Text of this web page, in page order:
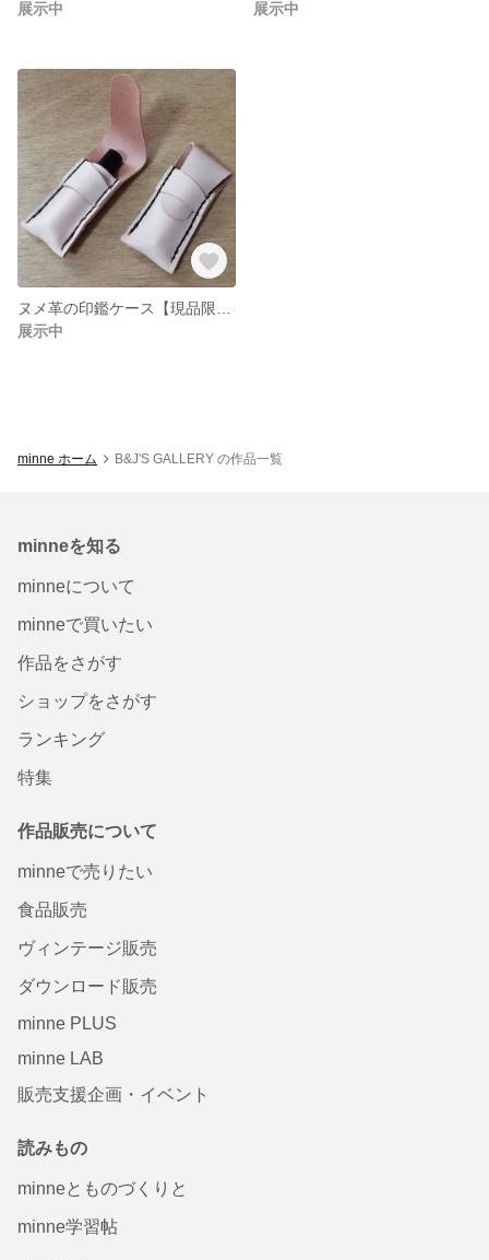
展示中 展示中
展示中
minne ホーム B&J'S GALLERY の作品一覧
minneを知る
minneについて
minneで買いたい
作品をさがす
ショップをさがす
ランキング
特集
作品販売について
minneで売りたい
食品販売
ヴィンテージ販売
ダウンロード販売
minne PLUS
minne LAB
販売支援企画・イベント
読みもの
minneとものづくりと
minne学習帖